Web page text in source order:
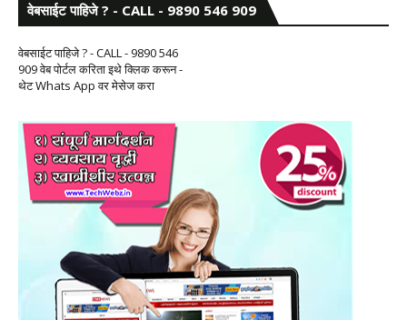
वेबसाईट पाहिजे ? - CALL - 9890 546 909
वेबसाईट पाहिजे ? - CALL - 9890 546
909 वेब पोर्टल करिता इथे क्लिक करून -
थेट Whats App वर मेसेज करा